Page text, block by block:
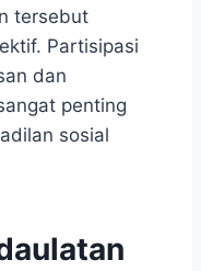
tersebut
Partisipasi
dan
penting
sosial